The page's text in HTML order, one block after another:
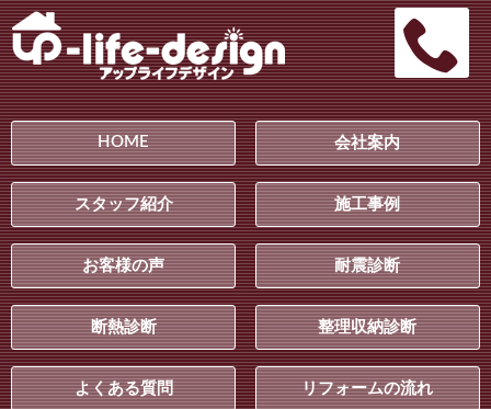
HOME 会社案内
スタッフ紹介 施工事例
お客様の声 耐震診断
断熱診断 整理収納診断
よくある質問 リフォームの流れ